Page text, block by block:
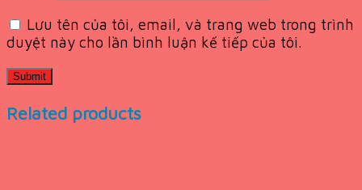
Lưu tên của tôi, email, và trang web trong trình
duyệt này cho lần bình luận kế tiếp của tôi.
Related products